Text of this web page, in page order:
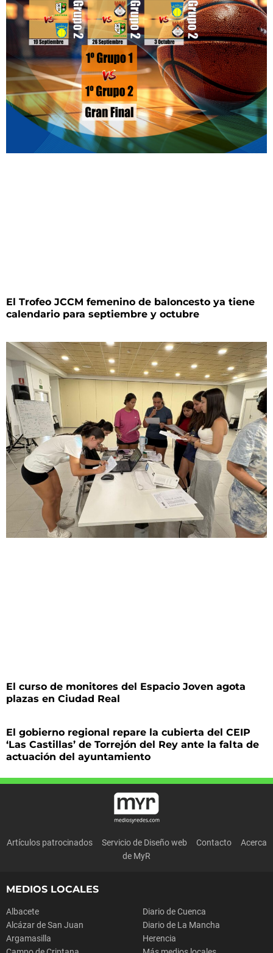
El Trofeo JCCM femenino de baloncesto ya tiene
calendario para septiembre y octubre
El curso de monitores del Espacio Joven agota
plazas en Ciudad Real
El gobierno regional repare la cubierta del CEIP
‘Las Castillas’ de Torrejón del Rey ante la falta de
actuación del ayuntamiento
Artículos patrocinados Servicio de Diseño web Contacto
Acerca
de MyR
MEDIOS LOCALES
Albacete
Alcázar de San Juan
Argamasilla
Diario de Cuenca
Diario de La Mancha
Herencia